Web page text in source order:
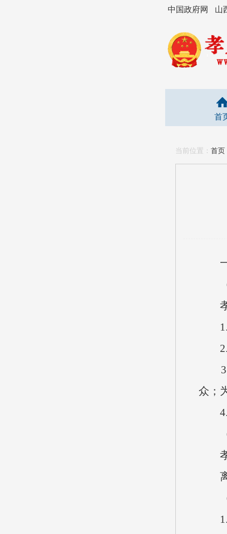
中国政府网 山
首
当前位置： 首页
孝
1.
2.
3.
众；
4.
孝
离
1.